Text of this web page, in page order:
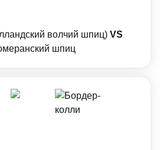
волчий шпиц) VS
шпиц